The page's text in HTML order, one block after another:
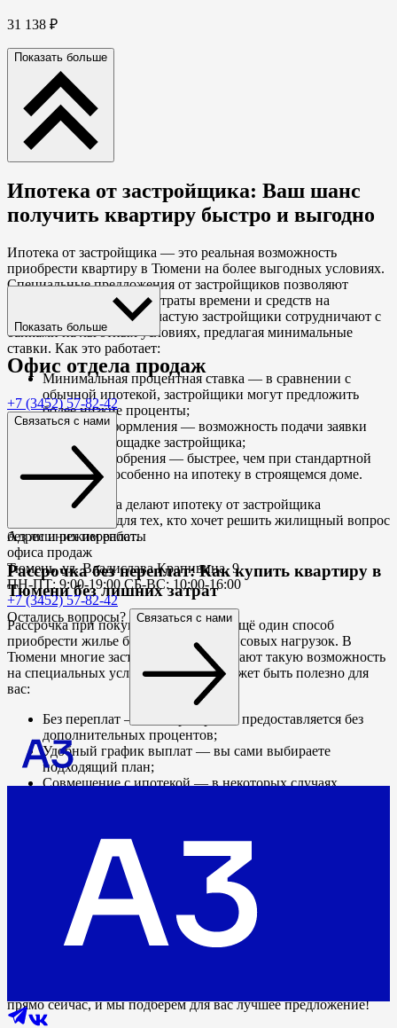
31 138 ₽
Показать больше
Ипотека от застройщика: Ваш шанс
получить квартиру быстро и выгодно
Ипотека от застройщика — это реальная возможность
приобрести квартиру в Тюмени на более выгодных условиях.
Специальные предложения от застройщиков позволяют
значительно сократить затраты времени и средств на
оформление ипотеки. Зачастую застройщики сотрудничают с
банками на льготных условиях, предлагая минимальные
ставки. Как это работает:
Минимальная процентная ставка — в сравнении с
обычной ипотекой, застройщики могут предложить
более низкие проценты;
Простота оформления — возможность подачи заявки
прямо на площадке застройщика;
Скорость одобрения — быстрее, чем при стандартной
процедуре, особенно на ипотеку в строящемся доме.
Эти преимущества делают ипотеку от застройщика
привлекательной для тех, кто хочет решить жилищный вопрос
без лишних переплат.
Рассрочкабез переплат: Как купить квартиру в
Тюмени без лишних затрат
Рассрочка при покупке квартиры — ещё один способ
приобрести жилье без больших финансовых нагрузок. В
Тюмени многие застройщики предлагают такую возможность
на специальных условиях. Как это может быть полезно для
вас:
Без переплат — часто рассрочка предоставляется без
дополнительных процентов;
Удобный график выплат — вы сами выбираете
подходящий план;
Совмещение с ипотекой — в некоторых случаях
Это выгодное решение для тех, кто хочет распределить
расходы на несколько лет, без увеличения общей стоимости
покупки. Сделайте первый шаг к жизни в комфортной и
вдохновляющей среде! В Квартале Культура созданы условия
для вашего благополучия и уютной жизни. Наши
специалисты помогут подобрать идеальную квартиру,
учитывая все ваши пожелания и финансовые возможности.
прямо сейчас, и мы подберем для вас лучшее предложение!
Показать больше
Офис отдела продаж
+7 (3452) 57-82-42
Связаться с нами
Адрес и режим работы
офиса продаж
Тюмень, ул. Владислава Крапивина, 9
ПН-ПТ: 9:00-19:00 СБ-ВС: 10:00-16:00
+7 (3452) 57-82-42
Остались вопросы?
Связаться с нами